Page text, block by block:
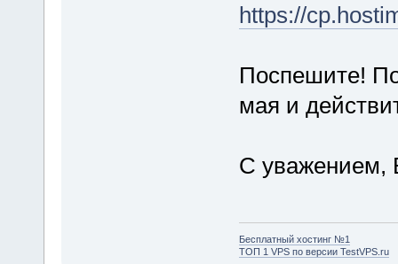
https://
Поспешите!
мая и
С уважением,
Бесплатный хостинг №1
ТОП 1 VPS по версии TestVPS.ru